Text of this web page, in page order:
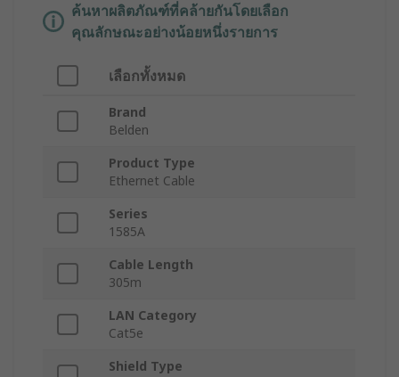
ค้นหาผลิตภัณฑ์ที่คล้ายกันโดยเลือก
คุณลักษณะอย่างน้อยหนึ่งรายการ
เลือกทั้งหมด
Brand
Belden
Product Type
Ethernet Cable
Series
1585A
Cable Length
305m
LAN Category
Cat5e
Shield Type